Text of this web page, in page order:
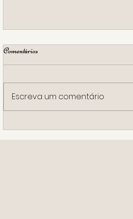
Comentários
Escreva um comentário